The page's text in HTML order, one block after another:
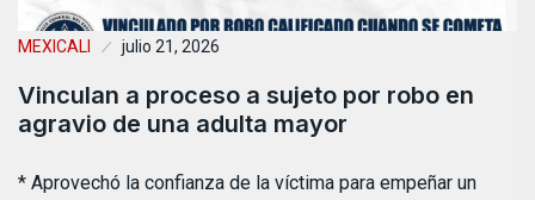
MEXICALI julio 21, 2026
Vinculan a proceso a sujeto por robo en
agravio de una adulta mayor
* Aprovechó la confianza de la víctima para empeñar un